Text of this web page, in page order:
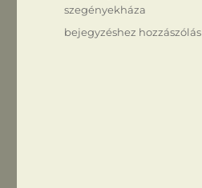
szegényekháza
Szegények
bejegyzéshez hozzászólás